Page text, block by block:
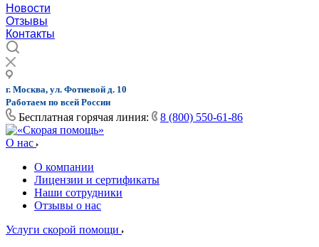
Новости
Отзывы
Контакты
г. Москва, ул. Фотиевой д. 10
Работаем по всей России
Бесплатная горячая линия: 8 (800) 550-61-86
О нас
О компании
Лицензии и сертификаты
Наши сотрудники
Отзывы о нас
Услуги скорой помощи